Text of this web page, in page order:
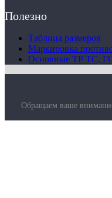
Полезно
Таблица размеров
Маркировка
Основные ТР ТС,
Обращаем ваше